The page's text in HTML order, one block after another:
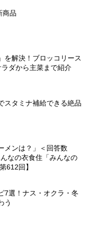
商品
を解決！ブロッコリース
ダから主菜まで紹介
スタミナ補給できる絶品
メンは？」＜回答数
なの衣食住「みんなの
612回】
7選！ナス・オクラ・冬
う